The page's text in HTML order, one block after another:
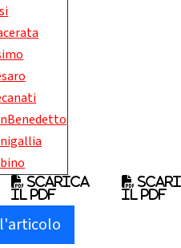
Scarica
il pdf
il pdf